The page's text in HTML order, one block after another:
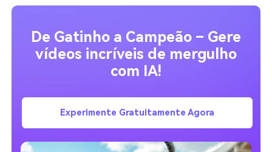
De Gatinho a Campeão – Gere
vídeos incríveis de mergulho
com IA!
Experimente Gratuitamente Agora